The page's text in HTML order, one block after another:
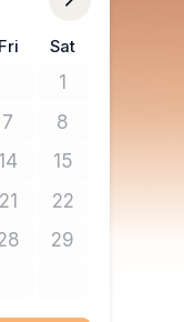
Fri Sat
1No tickets
available
7No tickets available
8No tickets
available
14No tickets available
15No tickets
available
21No tickets available
22No tickets
available
No tickets available
29No tickets